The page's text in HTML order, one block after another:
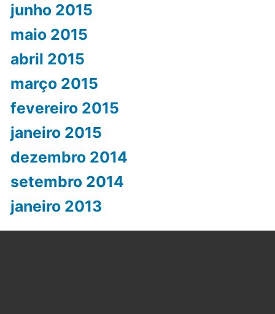
junho 2015
maio 2015
abril 2015
março 2015
fevereiro 2015
janeiro 2015
dezembro 2014
setembro 2014
janeiro 2013